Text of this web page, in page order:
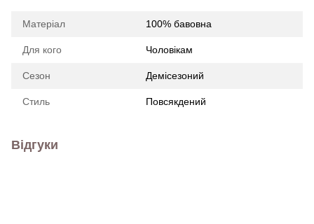
Матеріал 100% бавовна
Для кого Чоловікам
Сезон Демісезоний
Стиль Повсякдений
Відгуки